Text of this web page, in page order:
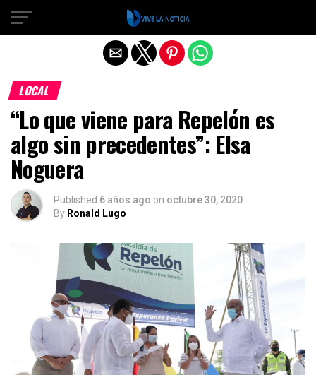
LOCAL
“Lo que viene para Repelón es
algo sin precedentes”: Elsa
Noguera
Published 6 años ago on octubre 30, 2020
By Ronald Lugo
Salir de la versión móvil